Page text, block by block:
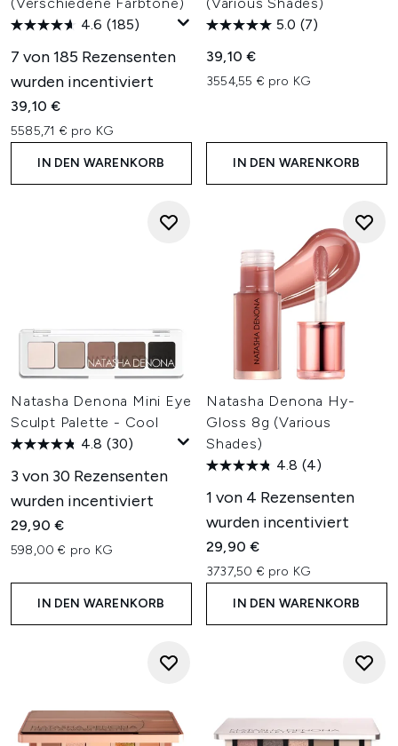
4.6 (185)
7 von 185 Rezensenten
wurden incentiviert
39,10 €
5585,71 € pro KG
IN DEN WARENKORB
5.0 (7)
39,10 €
3554,55 € pro KG
IN DEN WARENKORB
Natasha Denona Mini Eye
Sculpt Palette - Cool
4.8 (30)
3 von 30 Rezensenten
wurden incentiviert
29,90 €
598,00 € pro KG
IN DEN WARENKORB
Natasha Denona Hy-
Gloss 8g (Various
Shades)
4.8 (4)
1 von 4 Rezensenten
wurden incentiviert
29,90 €
3737,50 € pro KG
IN DEN WARENKORB